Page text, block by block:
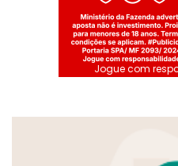
Jogue com